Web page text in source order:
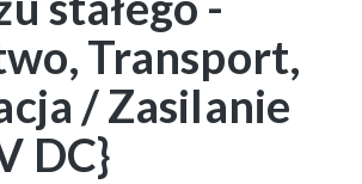
Transport,
/ Zasilanie
DC}